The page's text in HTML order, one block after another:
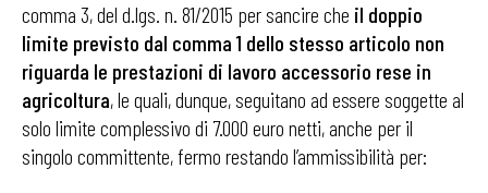
comma 3, del d.lgs. n. 81/2015 per sancire che il doppio
limite previsto dal comma 1 dello stesso articolo non
riguarda le prestazioni di lavoro accessorio rese in
agricoltura, le quali, dunque, seguitano ad essere soggette al
solo limite complessivo di 7.000 euro netti, anche per il
singolo committente, fermo restando l’ammissibilità per: